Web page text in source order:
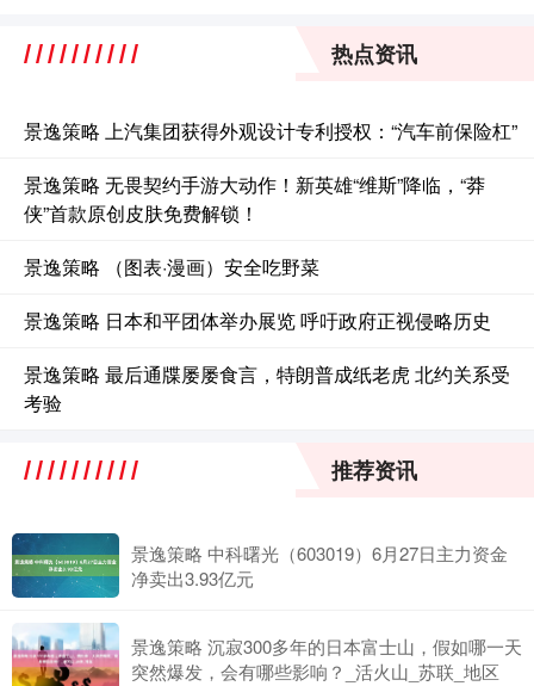
热点资讯
景逸策略 上汽集团获得外观设计专利授权：“汽车前保险杠”
景逸策略 无畏契约手游大动作！新英雄“维斯”降临，“莽
侠”首款原创皮肤免费解锁！
景逸策略 （图表·漫画）安全吃野菜
景逸策略 日本和平团体举办展览 呼吁政府正视侵略历史
景逸策略 最后通牒屡屡食言，特朗普成纸老虎 北约关系受
考验
推荐资讯
景逸策略 中科曙光（603019）6月27日主力资金
净卖出3.93亿元
景逸策略 沉寂300多年的日本富士山，假如哪一天
突然爆发，会有哪些影响？_活火山_苏联_地区